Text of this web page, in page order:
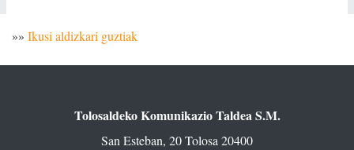
»» Ikusi aldizkari guztiak
Tolosaldeko Komunikazio Taldea S.M.
San Esteban, 20 Tolosa 20400